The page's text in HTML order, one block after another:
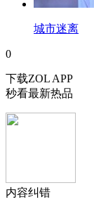
城市迷离
0
下载ZOL APP
秒看最新热品
内容纠错